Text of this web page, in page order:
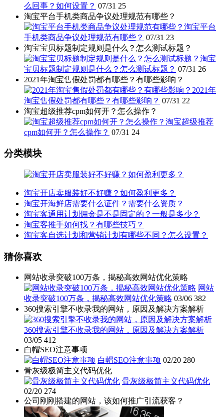
么回事？如何设置？ 07/31 25
淘宝平台手机类商品争议处理规范有哪些？
淘宝平台
手机类商品争议处理规范有哪些？ 07/31 23
淘宝宝贝标题制定规则是什么？怎么测试标题？
淘宝
宝贝标题制定规则是什么？怎么测试标题？ 07/31 26
2021年淘宝售假处罚都有哪些？有哪些影响？
2021年
淘宝售假处罚都有哪些？有哪些影响？ 07/31 22
淘宝超级推荐cpm如何开？怎么操作？
淘宝超级推荐
cpm如何开？怎么操作？ 07/31 24
分类模块
淘宝开店卖服装好不好赚？如何盈利更多？
淘宝开海鲜店需要什么证件？需要什么资质？
淘宝客通用计划佣金是不是固定的？一般是多少？
淘宝客推手如何找？有哪些技巧？
淘宝客自选计划和营销计划有哪些不同？怎么设置？
猜你喜欢
网站收录突破100万条，揭秘高效网站优化策略
网站
收录突破100万条，揭秘高效网站优化策略 03/06 382
360搜索引擎不收录我的网站，原因及解决方案解析
360搜索引擎不收录我的网站，原因及解决方案解析
03/05 412
白帽SEO注意事项
白帽SEO注意事项 02/20 280
骨灰级极简主义代码优化
骨灰级极简主义代码优化
02/20 274
公司刚刚搭建的网站，该如何推广引流获客？